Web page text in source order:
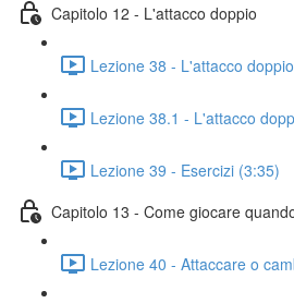
Capitolo 12 - L'attacco doppio
Lezione 38 - L'attacco
Lezione 38.1 - L'attacco
Lezione 39 - Esercizi (3:35)
Capitolo 13 - Come giocare
Lezione 40 - Attaccare o